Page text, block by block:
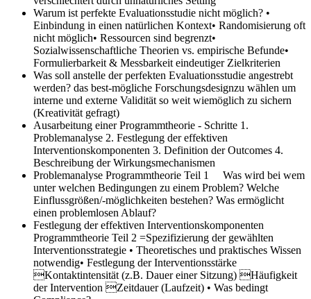
Warum ist perfekte Evaluationsstudie nicht möglich? •
Einbindung in einen natürlichen Kontext• Randomisierung oft
nicht möglich• Ressourcen sind begrenzt•
Sozialwissenschaftliche Theorien vs. empirische Befunde•
Formulierbarkeit & Messbarkeit eindeutiger Zielkriterien
Was soll anstelle der perfekten Evaluationsstudie angestrebt
werden? das best-mögliche Forschungsdesignzu wählen um
interne und externe Validität so weit wiemöglich zu sichern
(Kreativität gefragt)
Ausarbeitung einer Programmtheorie - Schritte 1.
Problemanalyse 2. Festlegung der effektiven
Interventionskomponenten 3. Definition der Outcomes 4.
Beschreibung der Wirkungsmechanismen
Problemanalyse Programmtheorie Teil 1 Was wird bei wem
unter welchen Bedingungen zu einem Problem? Welche
Einflussgrößen/-möglichkeiten bestehen? Was ermöglicht
einen problemlosen Ablauf?
Festlegung der effektiven Interventionskomponenten
Programmtheorie Teil 2 =Spezifizierung der gewählten
Interventionsstrategie • Theoretisches und praktisches Wissen
notwendig• Festlegung der Interventionsstärke
Kontaktintensität (z.B. Dauer einer Sitzung) Häufigkeit
der Intervention Zeitdauer (Laufzeit) • Was bedingt